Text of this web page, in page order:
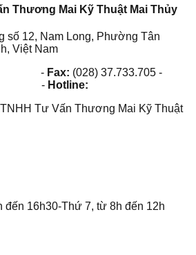
Thương Mai Kỹ Thuật Mai Thủy
số 12, Nam Long, Phường Tân
Việt Nam
- Fax: (028) 37.733.705 -
- Hotline:
Tư Vấn Thương Mai Kỹ Thuật
đến 16h30-Thứ 7, từ 8h đến 12h